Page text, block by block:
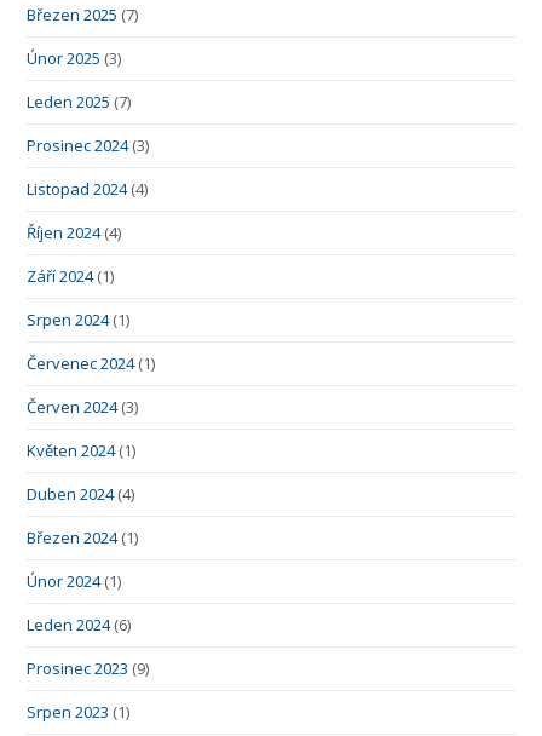
Březen 2025 (7)
Únor 2025 (3)
Leden 2025 (7)
Prosinec 2024(3)
Listopad 2024(4)
Říjen 2024(4)
Září 2024(1)
Srpen 2024(1)
Červenec 2024(1)
Červen 2024(3)
Květen 2024(1)
Duben 2024(4)
Březen 2024(1)
Únor 2024(1)
Leden 2024(6)
Prosinec 2023 (9)
Srpen 2023 (1)